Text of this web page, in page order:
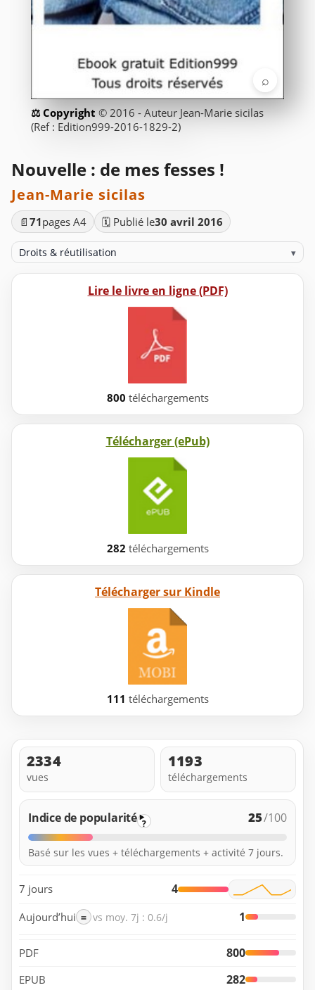
⌕
© 2016 - Auteur Jean-Marie sicilas
(Ref : Edition999-2016-1829-2)
Nouvelle : de mes fesses !
Jean-Marie sicilas
📄 71pages A4 🗓️ Publié le30 avril 2016
Droits & réutilisation ▾
Lire le livre en ligne (PDF)
800 téléchargements
Télécharger (ePub)
282 téléchargements
Télécharger sur Kindle
111 téléchargements
2334
vues
1193
téléchargements
Indice de popularité ? 25/100
Basé sur les vues + téléchargements + activité 7 jours.
7 jours 4
Aujourd’hui = vs moy. 7j : 0.6/j 1
PDF 800
EPUB 282